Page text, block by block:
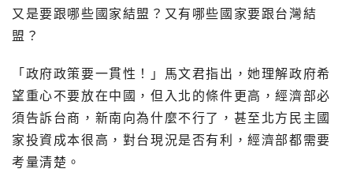
又是要跟哪些國家結盟？又有哪些國家要跟台灣結
盟？
「政府政策要一貫性！」馬文君指出，她理解政府希
望重心不要放在中國，但入北的條件更高，經濟部必
須告訴台商，新南向為什麼不行了，甚至北方民主國
家投資成本很高，對台現況是否有利，經濟部都需要
考量清楚。